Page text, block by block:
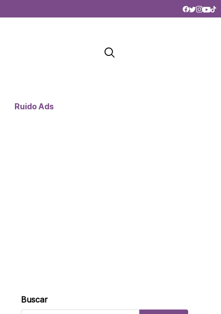
Ruido Ads
Buscar